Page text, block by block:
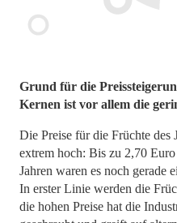
Grund für die
Kernen ist vor allem die
Die Preise für die Früchte des
extrem hoch: Bis zu 2,70
Jahren waren es noch gerade
In erster Linie werden die
die hohen Preise hat die